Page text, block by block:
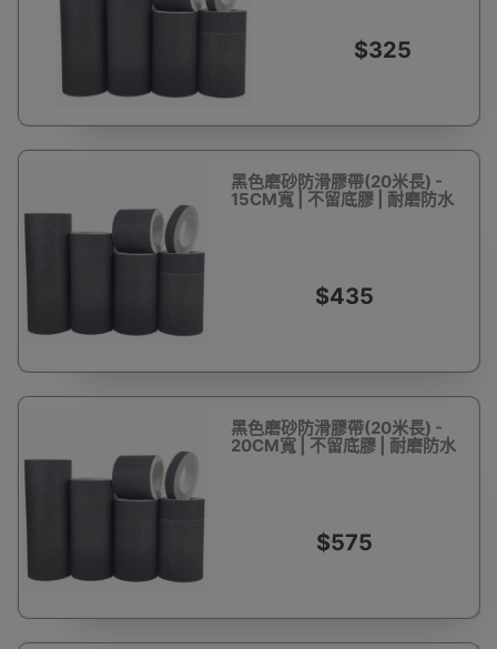
$325
黑色磨砂防滑膠帶(20米長) -
15CM寬 | 不留底膠 | 耐磨防水
$435
黑色磨砂防滑膠帶(20米長) -
20CM寬 | 不留底膠 | 耐磨防水
$575